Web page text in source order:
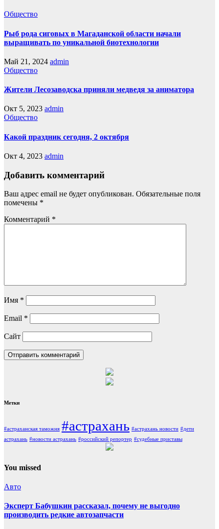
Общество
Рыб рода сиговых в Магаданской области начали
выращивать по уникальной биотехнологии
Май 21, 2024 admin
Общество
Жители Лесозаводска приняли медведя за аниматора
Окт 5, 2023 admin
Общество
Какой праздник сегодня, 2 октября
Окт 4, 2023 admin
Добавить комментарий
Ваш адрес email не будет опубликован. Обязательные поля
помечены *
Комментарий *
Имя *
Email *
Сайт
Метки
#астраханская таможня #астрахань #астрахань новости #дети
астрахань #новости астрахань #российский репортер #судебные приставы
You missed
Авто
Эксперт Бабушкин рассказал, почему не выгодно
производить редкие автозапчасти